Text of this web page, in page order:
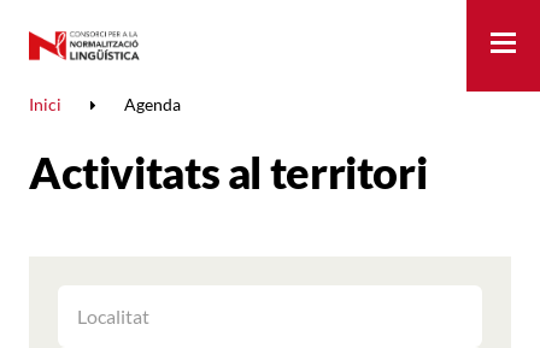
Inici Agenda
Activitats al territori
ELS
LES